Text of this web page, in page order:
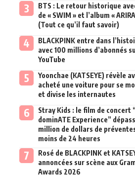
BTS : Le retour historique
de « SWIM » et l’album «
(Tout ce qu’il faut savoir)
BLACKPINK entre dans
avec 100 millions d’abonnés
YouTube
Yoonchae (KATSEYE) révèle
acheté une voiture pour se
et divise les internautes
Stray Kids : le film de concert
dominATE Experience”
million de dollars de
moins de 24 heures
Rosé de BLACKPINK et
annoncées sur scène aux
Awards 2026